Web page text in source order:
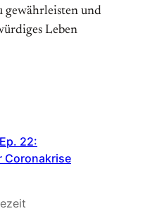
gewährleisten und
Leben
22:
Coronakrise